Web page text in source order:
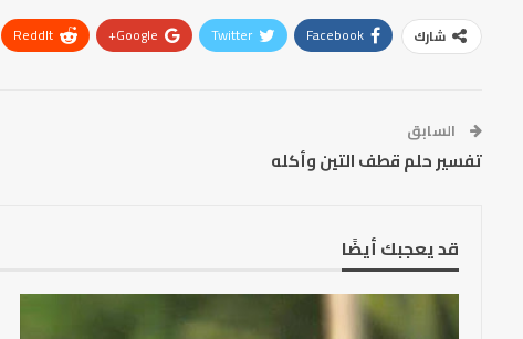
شارك Facebook
Twitter
Google+
ReddIt
السابق
تفسير حلم قطف التين وأكله
قد يعجبك أيضًا